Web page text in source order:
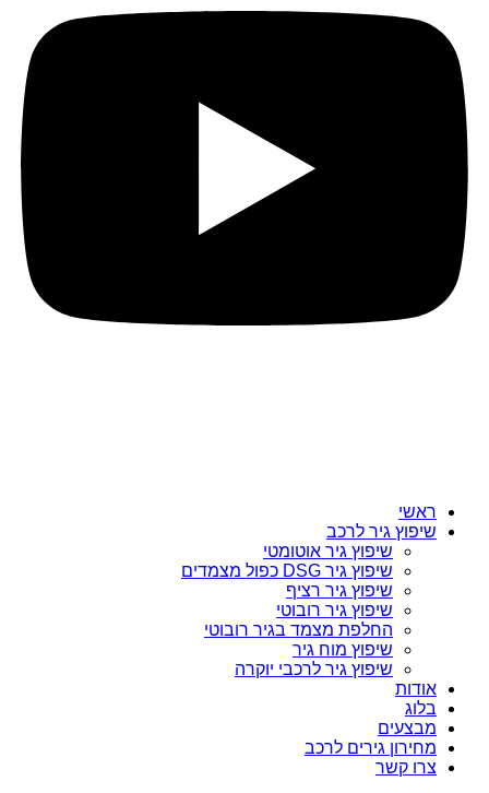
ראשי
שיפוץ גיר לרכב
שיפוץ גיר אוטומטי
שיפוץ גיר DSG כפול מצמדים
שיפוץ גיר רציף
שיפוץ גיר רובוטי
החלפת מצמד בגיר רובוטי
שיפוץ מוח גיר
שיפוץ גיר לרכבי יוקרה
אודות
בלוג
מבצעים
מחירון גירים לרכב
צרו קשר